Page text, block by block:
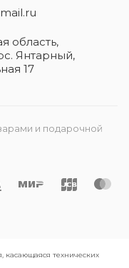
область​,
Янтарный,
17
и подарочной
касающаяся технических